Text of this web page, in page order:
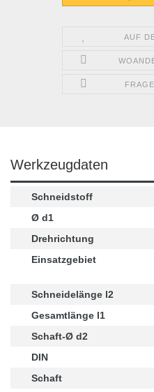
AUF
Werkzeugdaten
Schneidstoff
Ø d1
Drehrichtung
Einsatzgebiet
Schneidelänge l2
Gesamtlänge l1
Schaft-Ø d2
DIN
Schaft